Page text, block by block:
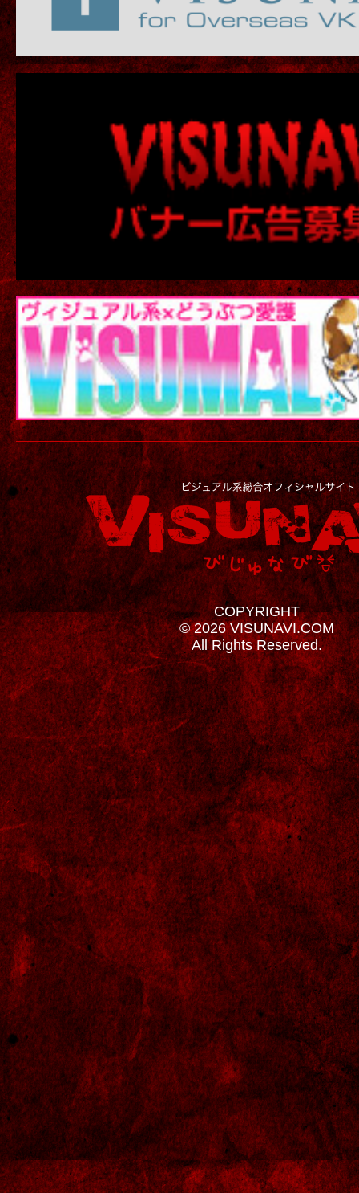
COPYRIGHT
© 2026 VISUNAVI.COM
All Rights Reserved.